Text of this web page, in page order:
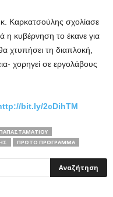
κ. Καρκατσούλης σχολίασε
η κυβέρνηση το έκανε για
χτυπήσει τη διαπλοκή,
χορηγεί σε εργολάβους
bit.ly/2cDihTM
ΠΡΩΤO ΠΡΟΓΡΑΜΜΑ